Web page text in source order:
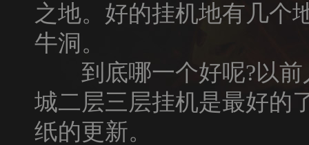
之地。好的挂机地有几个
牛洞。
到底哪一个好呢?以前
城二层三层挂机是最好的
纸的更新。